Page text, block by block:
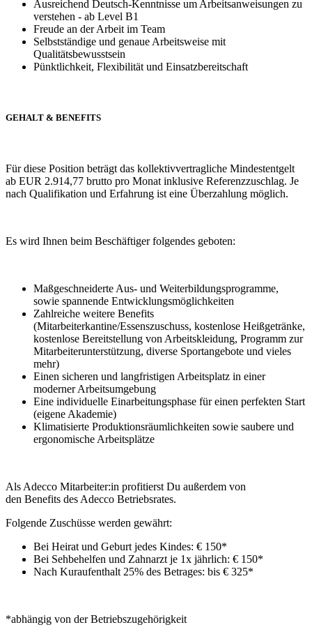
Ausreichend Deutsch-Kenntnisse um Arbeitsanweisungen zu
verstehen - ab Level B1
Freude an der Arbeit im Team
Selbstständige und genaue Arbeitsweise mit
Qualitätsbewusstsein
Pünktlichkeit, Flexibilität und Einsatzbereitschaft
GEHALT & BENEFITS
Für diese Position beträgt das kollektivvertragliche Mindestentgelt
ab EUR 2.914,77 brutto pro Monat inklusive Referenzzuschlag. Je
nach Qualifikation und Erfahrung ist eine Überzahlung möglich.
Es wird Ihnen beim Beschäftiger folgendes geboten:
Maßgeschneiderte Aus- und Weiterbildungsprogramme,
sowie spannende Entwicklungsmöglichkeiten
Zahlreiche weitere Benefits
(Mitarbeiterkantine/Essenszuschuss, kostenlose Heißgetränke,
kostenlose Bereitstellung von Arbeitskleidung, Programm zur
Mitarbeiterunterstützung, diverse Sportangebote und vieles
mehr)
Einen sicheren und langfristigen Arbeitsplatz in einer
moderner Arbeitsumgebung
Eine individuelle Einarbeitungsphase für einen perfekten Start
(eigene Akademie)
Klimatisierte Produktionsräumlichkeiten sowie saubere und
ergonomische Arbeitsplätze
Als Adecco Mitarbeiter:in profitierst Du außerdem von
den Benefits des Adecco Betriebsrates.
Folgende Zuschüsse werden gewährt:
Bei Heirat und Geburt jedes Kindes: € 150*
Bei Sehbehelfen und Zahnarzt je 1x jährlich: € 150*
Nach Kuraufenthalt 25% des Betrages: bis € 325*
*abhängig von der Betriebszugehörigkeit